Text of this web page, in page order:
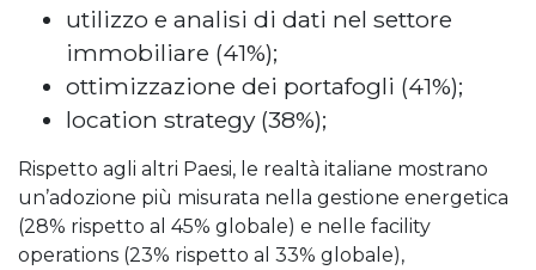
utilizzo e analisi di dati nel settore
immobiliare (41%);
ottimizzazione dei portafogli (41%);
location strategy (38%);
Rispetto agli altri Paesi, le realtà italiane mostrano
un’adozione più misurata nella gestione energetica
(28% rispetto al 45% globale) e nelle facility
operations (23% rispetto al 33% globale),